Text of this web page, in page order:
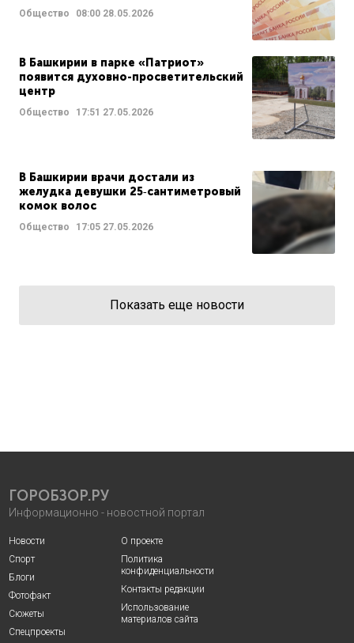
Общество 08:00 28.05.2026
В Башкирии в парке «Патриот»
появится духовно-просветительский
центр
Общество 17:51 27.05.2026
В Башкирии врачи достали из
желудка девушки 25‑сантиметровый
комок волос
Общество 17:05 27.05.2026
Показать еще новости
ГОРОБЗОР.РУ
Информационно - новостной портал
Новости
Спорт
Блоги
Фотофакт
Сюжеты
Спецпроекты
О проекте
Политика
конфиденциальности
Контакты редакции
Использование
материалов сайта